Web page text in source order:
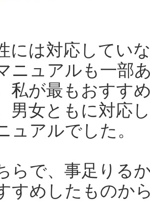
には対応してい
ニュアルも一部
私が最もおすす
男女ともに対応
ュアルでした。
らで、事足りる
すめしたものか